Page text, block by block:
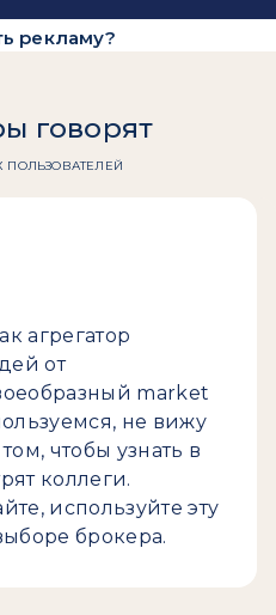
рекламу?
говорят
агрегатор
от
market
не вижу
чтобы узнать в
коллеги.
используйте эту
брокера.